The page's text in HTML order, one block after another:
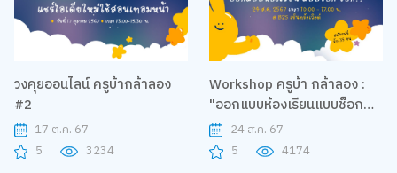
วงคุยออนไลน์ ครูบ้ากล้าลอง
#2
17 ต.ค. 67
5
3234
Workshop ครูบ้า กล้าลอง :
"ออกแบบห้องเรียนแบบช็อก
ช็อก!?"24 ส.ค. 67
5
4174